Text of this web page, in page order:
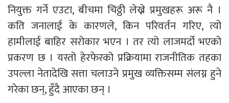
नियुक्त गर्ने एउटा, बीचमा चिठ्ठी लेख्ने प्रमुखहरू अरू नै ।
कति जनालाई के कारणले, किन परिवर्तन गरिए, त्यो
हामीलाई बाहिर सरोकार भएन । तर त्यो लाजमर्दो भएको
प्रकरण छ । यस्तो हेरफेरको प्रक्रियामा राजनीतिक तहका
उपल्ला नेतादेखि सत्ता चलाउने प्रमुख व्यक्तिसम्म संलग्न हुने
गरेका छन्, हुँदै आएका छन् ।